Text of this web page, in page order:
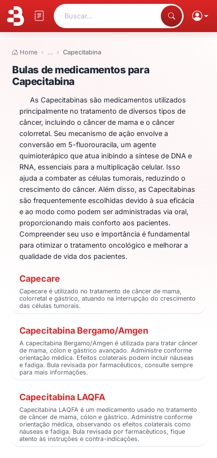
Buscar...
Home … Capecitabina
Bulas de medicamentos para
Bulas de medicamentos para
Capecitabina
As Capecitabinas são medicamentos utilizados
principalmente no tratamento de diversos tipos de
câncer, incluindo o câncer de mama e o câncer
colorretal. Seu mecanismo de ação envolve a
conversão em 5-fluorouracila, um agente
quimioterápico que atua inibindo a síntese de DNA e
RNA, essenciais para a multiplicação celular. Isso
ajuda a combater as células tumorais, reduzindo o
crescimento do câncer. Além disso, as Capecitabinas
são frequentemente escolhidas devido à sua eficácia
e ao modo como podem ser administradas via oral,
proporcionando mais conforto aos pacientes.
Compreender seu uso e importância é fundamental
para otimizar o tratamento oncológico e melhorar a
qualidade de vida dos pacientes.
Capecare
Capecare é utilizado no tratamento de câncer de mama,
colorretal e gástrico, atuando na interrupção do crescimento
das células tumorais.
Capecitabina Bergamo/Amgen
A capecitabina Bergamo/Amgen é utilizada para tratar câncer
de mama, cólon e gástrico avançado. Administre conforme
orientação médica. Efeitos colaterais podem incluir náuseas
e fadiga. Bula revisada por farmacêuticos, consulte sempre
para mais informações.
Capecitabina LAQFA
Capecitabina LAQFA é um medicamento usado no tratamento
de câncer de mama, cólon e gástrico. Administre conforme
orientação médica, observando os efeitos colaterais como
náuseas e fadiga. Bula revisada por farmacêuticos, fique
atento às instruções e contra-indicações.